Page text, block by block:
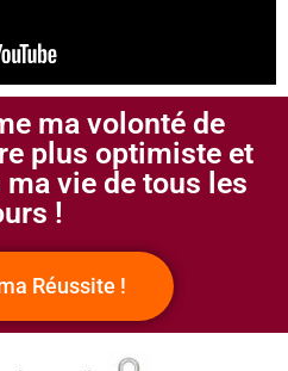
ma volonté de
plus optimiste et
vie de tous les
!
Réussite !